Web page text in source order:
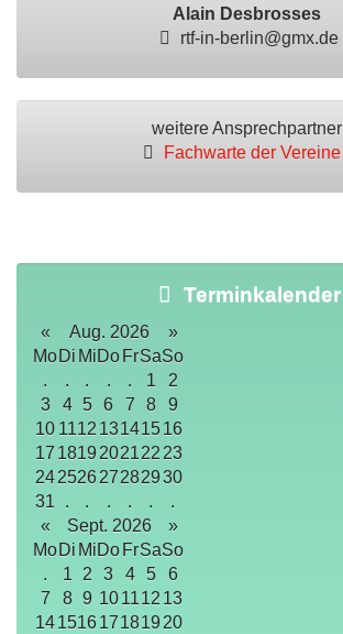
Alain Desbrosses
rtf-in-berlin@gmx.de
weitere Ansprechpartner
Fachwarte der Vereine
Terminkalender
« Aug. 2026
»
MoDi MiDo FrSaSo
.
. . . . 1
2
3
4 5 6 7 8
9
10 1112 13141516
17 1819 202122 23
24252627282930
31
. . . . .
.
«
Sept. 2026
»
MoDi MiDo FrSaSo
.
1 2 3 4 5
6
7
8 9 10 1112 13
141516171819 20